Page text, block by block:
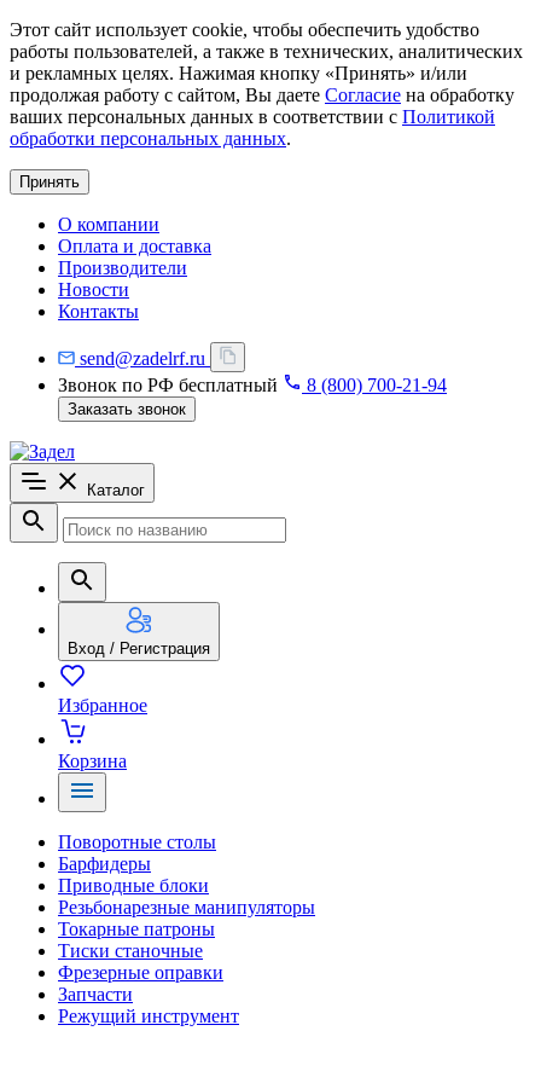
Этот сайт использует cookie, чтобы обеспечить удобство
работы пользователей, а также в технических, аналитических
и рекламных целях. Нажимая кнопку «Принять» и/или
продолжая работу с сайтом, Вы даете Согласие на обработку
ваших персональных данных в соответствии с Политикой
обработки персональных данных.
Принять
О компании
Оплата и доставка
Производители
Новости
Контакты
send@zadelrf.ru
Звонок по РФ бесплатный
8 (800) 700-21-94
Заказать звонок
Каталог
Вход / Регистрация
Избранное
Корзина
Поворотные столы
Барфидеры
Приводные блоки
Резьбонарезные манипуляторы
Токарные патроны
Тиски станочные
Фрезерные оправки
Запчасти
Режущий инструмент